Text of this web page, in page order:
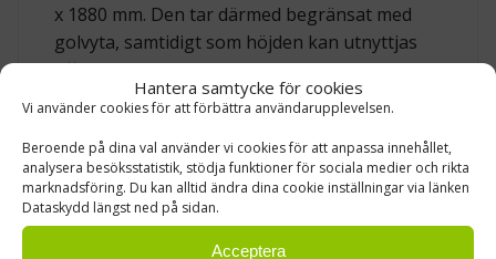
Hantera samtycke för cookies
Vi använder cookies för att förbättra användarupplevelsen.
Beroende på dina val använder vi cookies för att anpassa innehållet,
analysera besöksstatistik, stödja funktioner för sociala medier och rikta
marknadsföring. Du kan alltid ändra dina cookie inställningar via länken
Dataskydd längst ned på sidan.
Acceptera
x 1880 mm. Den tar därmed begränsat med
golvyta, samtidigt som höjden kan utnyttjas
effektivt. Den totala maxbelastningen är 150
kg. Det är tillräckligt för många vanliga behov
materialförsörjning.
FYRA SVÄNGBARA LÄNKHJUL FÖR SMIDIG